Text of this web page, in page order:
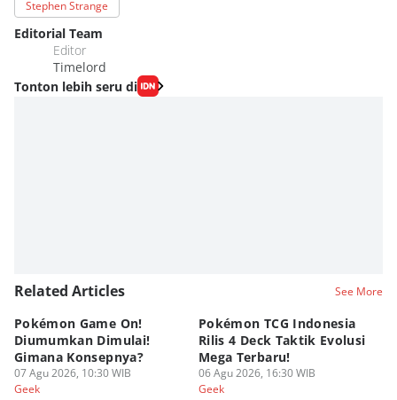
Stephen Strange
Editorial Team
Editor
Timelord
Tonton lebih seru di
Related Articles See More
Pokémon Game On!
Diumumkan Dimulai!
Gimana Konsepnya?
07 Agu 2026, 10:30 WIB
Geek
Pokémon TCG Indonesia
Rilis 4 Deck Taktik Evolusi
Mega Terbaru!
06 Agu 2026, 16:30 WIB
Geek